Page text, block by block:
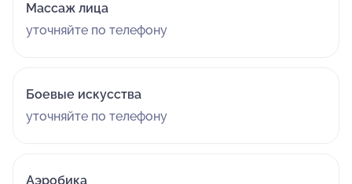
Массаж лица
уточняйте по телефону
Боевые искусства
уточняйте по телефону
Аэробика